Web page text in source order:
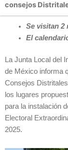
consejos
Se visitan 2
El
La Junta Local del
de México informa
Consejos
los lugares
para la instalación
Electoral
2025.